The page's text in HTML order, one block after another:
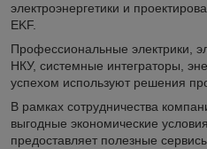
электроэнергетики и
EKF.
Профессиональные электрики,
НКУ, системные интеграторы,
успехом используют решения
В рамках сотрудничества
выгодные экономические
предоставляет полезные